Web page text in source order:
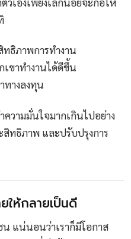
ธิภาพการทำงาน
ขาทำงานได้ดีขึ้น
ทางลงทุน
ความมั่นใจมากเกินไปอย่าง
ทธิภาพ และปรับปรุงการ
ให้กลายเป็นดี
แน่นอนว่าเราก็มีโอกาส